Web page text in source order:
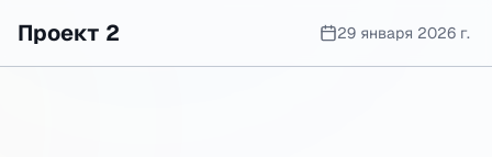
Проект 2 29 января 2026 г.